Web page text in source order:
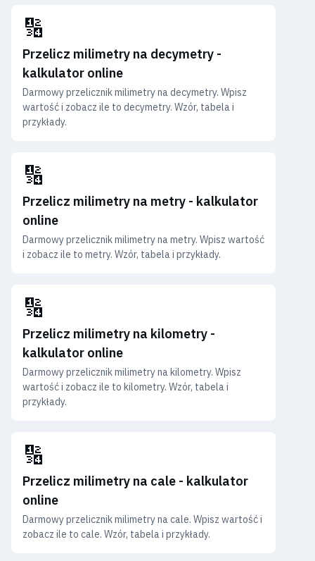
🔢
Przelicz milimetry na decymetry -
kalkulator online
Darmowy przelicznik milimetry na decymetry. Wpisz
wartość i zobacz ile to decymetry. Wzór, tabela i
przykłady.
🔢
Przelicz milimetry na metry - kalkulator
online
Darmowy przelicznik milimetry na metry. Wpisz wartość
i zobacz ile to metry. Wzór, tabela i przykłady.
🔢
Przelicz milimetry na kilometry -
kalkulator online
Darmowy przelicznik milimetry na kilometry. Wpisz
wartość i zobacz ile to kilometry. Wzór, tabela i
przykłady.
🔢
Przelicz milimetry na cale - kalkulator
online
Darmowy przelicznik milimetry na cale. Wpisz wartość i
zobacz ile to cale. Wzór, tabela i przykłady.